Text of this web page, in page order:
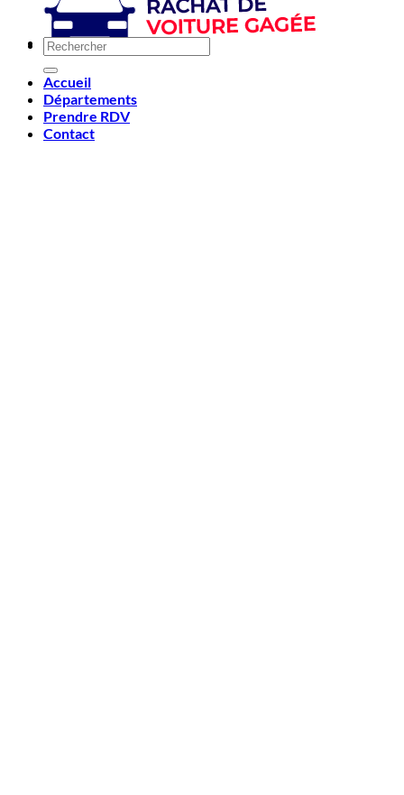
Accueil
Départements
Prendre RDV
Contact